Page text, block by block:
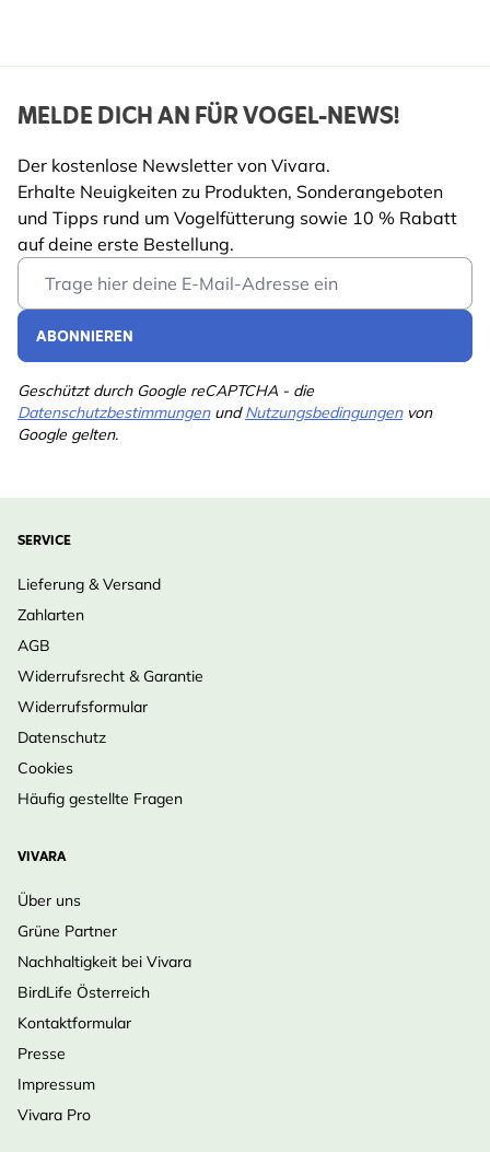
MELDE DICH AN FÜR VOGEL-NEWS!
Der kostenlose Newsletter von Vivara.
Erhalte Neuigkeiten zu Produkten, Sonderangeboten
und Tipps rund um Vogelfütterung sowie 10 % Rabatt
auf deine erste Bestellung.
Email Address
ABONNIEREN
Geschützt durch Google reCAPTCHA - die
DatenschutzbestimmungenundNutzungsbedingungenvon
Google gelten.
SERVICE
Lieferung & Versand
Zahlarten
AGB
Widerrufsrecht & Garantie
Widerrufsformular
Datenschutz
Cookies
Häufig gestellte Fragen
VIVARA
Über uns
Grüne Partner
Nachhaltigkeit bei Vivara
BirdLife Österreich
Kontaktformular
Presse
Impressum
Vivara Pro